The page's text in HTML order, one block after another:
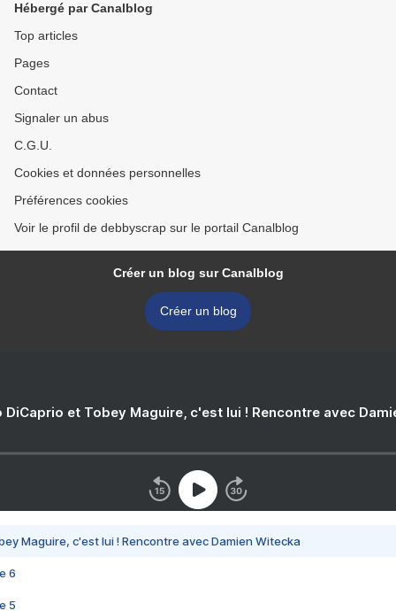
Hébergé par Canalblog
Top articles
Pages
Contact
Signaler un abus
C.G.U.
Cookies et données personnelles
Préférences cookies
Voir le profil de debbyscrap sur le portail Canalblog
Créer un blog sur Canalblog
Créer un blog
DiCaprio et Tobey Maguire, c'est lui ! Rencontre avec
Maguire, c'est lui ! Rencontre avec Damien Witecka
6
5